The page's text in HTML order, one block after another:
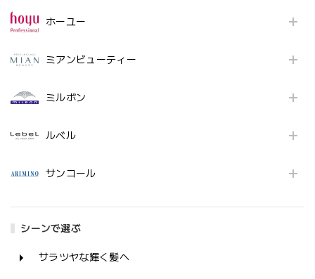
ホーユー
ミアンビューティー
ミルボン
ルベル
サンコール
シーンで選ぶ
サラツヤな輝く髪へ